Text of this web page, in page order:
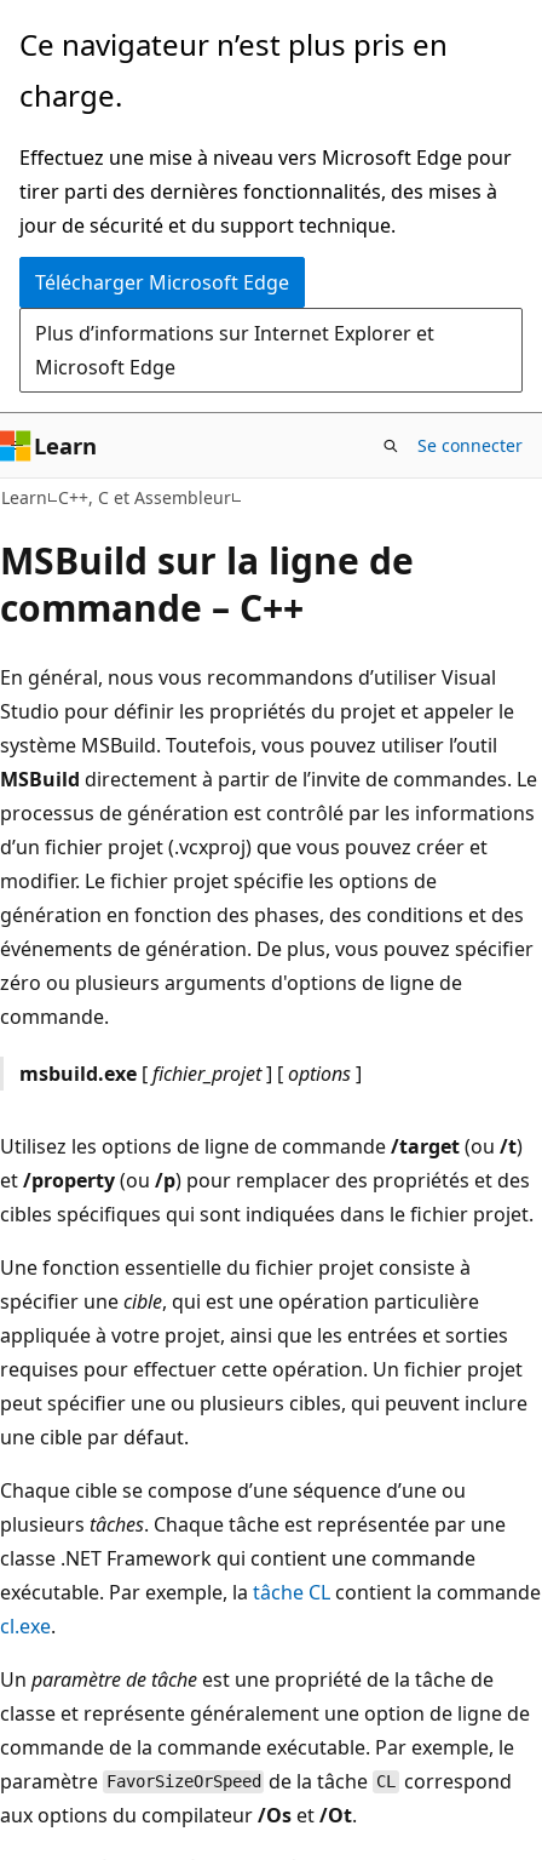
Passer
directement
au
principal
Ce navigateur n’est plus pris en
charge.
Effectuez une mise à niveau vers Microsoft Edge pour
tirer parti des dernières fonctionnalités, des mises à
jour de sécurité et du support technique.
Télécharger Microsoft Edge
Plus d’informations sur Internet Explorer et
Microsoft Edge
Learn Se connecter
Learn C++, C et Assembleur
MSBuild sur la ligne de
commande – C++
En général, nous vous recommandons d’utiliser Visual
Studio pour définir les propriétés du projet et appeler le
système MSBuild. Toutefois, vous pouvez utiliser l’outil
MSBuild directement à partir de l’invite de commandes. Le
processus de génération est contrôlé par les informations
d’un fichier projet (.vcxproj) que vous pouvez créer et
modifier. Le fichier projet spécifie les options de
génération en fonction des phases, des conditions et des
événements de génération. De plus, vous pouvez spécifier
zéro ou plusieurs arguments d'options de ligne de
commande.
msbuild.exe[fichier_projet] [options]
Utilisez les options de ligne de commande/target(ou /t)
et/property(ou /p) pour remplacer des propriétés et des
cibles spécifiques qui sont indiquées dans le fichier projet.
Une fonction essentielle du fichier projet consiste à
spécifier unecible, qui est une opération particulière
appliquée à votre projet, ainsi que les entrées et sorties
requises pour effectuer cette opération. Un fichier projet
peut spécifier une ou plusieurs cibles, qui peuvent inclure
une cible par défaut.
Chaque cible se compose d’une séquence d’une ou
plusieurs tâches. Chaque tâche est représentée par une
classe .NET Framework qui contient une commande
exécutable. Par exemple, la tâche CLcontient la commande
cl.exe.
Un paramètre de tâcheest une propriété de la tâche de
classe et représente généralement une option de ligne de
commande de la commande exécutable. Par exemple, le
paramètre
FavorSizeOrSpeed de la tâche CLcorrespond
aux options du compilateur/Oset/Ot.